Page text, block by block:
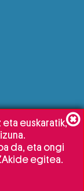
euskaratik,
da, eta ongi
egitea.